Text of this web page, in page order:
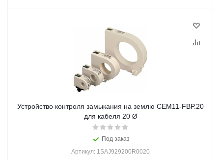
Устройство контроля замыкания на землю CEM11-FBP.20
для кабеля 20 Ø
Под заказ
Артикул: 1SAJ929200R0020